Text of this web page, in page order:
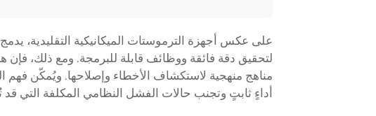
على عكس أجهزة الترموستات الميكانيكية التقليدية،
لتحقيق دقة فائقة ووظائف قابلة للبرمجة. ومع ذلك،
مناهج منهجية لاستكشاف الأخطاء وإصلاحها. ويُمكّن
أداءٍ ثابتٍ وتجنب حالات الفشل النظامي المكلفة التي